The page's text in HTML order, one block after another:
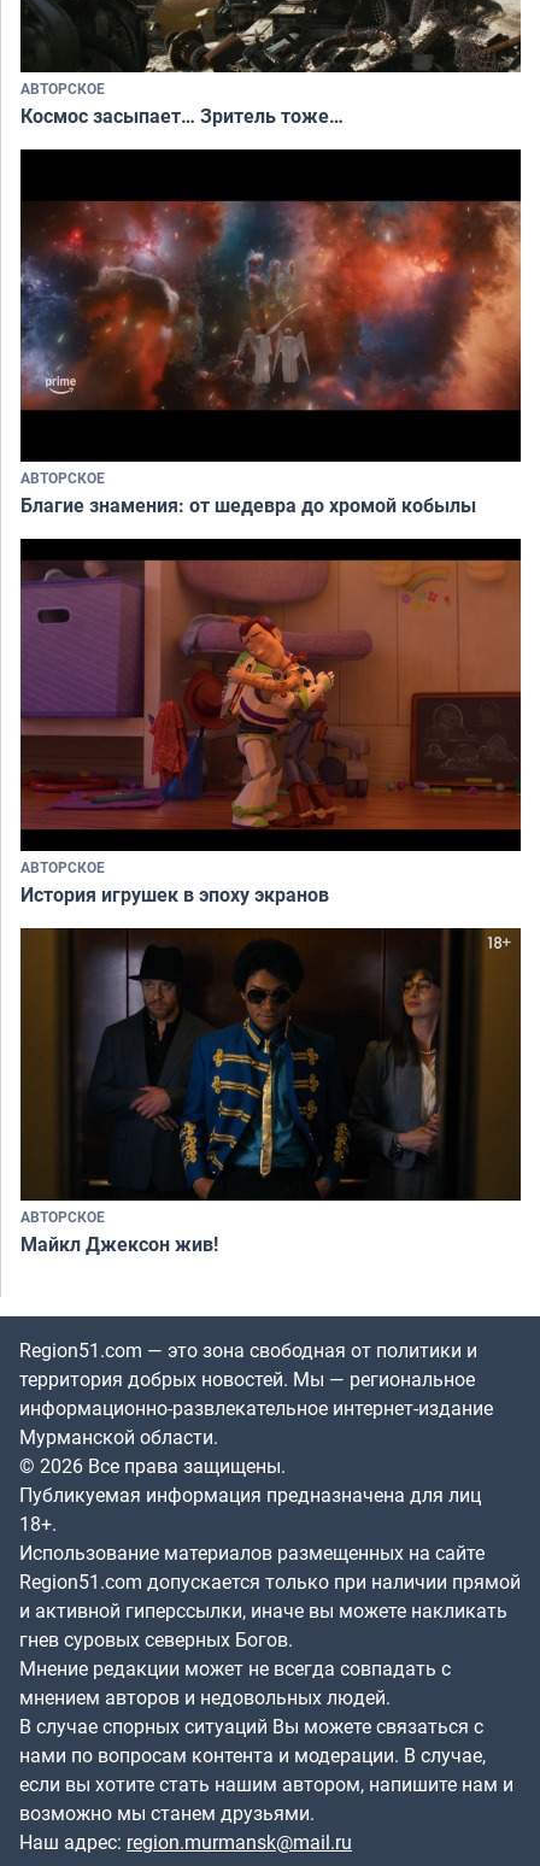
АВТОРСКОЕ
Космос засыпает… Зритель тоже…
АВТОРСКОЕ
Благие знамения: от шедевра до хромой кобылы
АВТОРСКОЕ
История игрушек в эпоху экранов
АВТОРСКОЕ
Майкл Джексон жив!
Region51.com — это зона свободная от политики и
территория добрых новостей. Мы — региональное
информационно-развлекательное интернет-издание
Мурманской области.
© 2026 Все права защищены.
Публикуемая информация предназначена для лиц
18+.
Использование материалов размещенных на сайте
Region51.com допускается только при наличии прямой
и активной гиперссылки, иначе вы можете накликать
гнев суровых северных Богов.
Мнение редакции может не всегда совпадать с
мнением авторов и недовольных людей.
В случае спорных ситуаций Вы можете связаться с
нами по вопросам контента и модерации. В случае,
если вы хотите стать нашим автором, напишите нам и
возможно мы станем друзьями.
Наш адрес: region.murmansk@mail.ru